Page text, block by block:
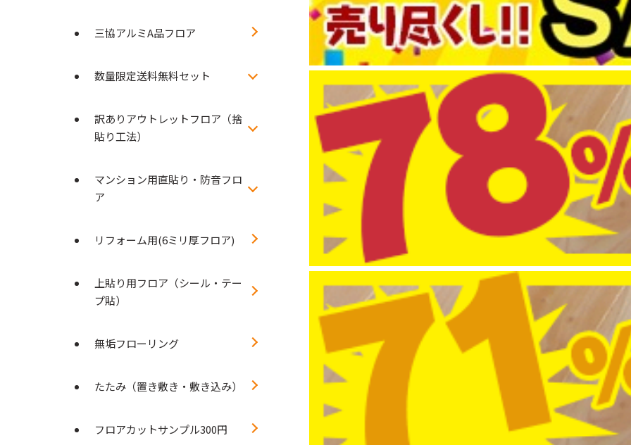
三協アルミA品フロア
数量限定送料無料セット
訳ありアウトレットフロア（捨
貼り工法）
マンション用直貼り・防音フロ
ア
リフォーム用(6ミリ厚フロア)
上貼り用フロア（シール・テー
プ貼）
無垢フローリング
たたみ（置き敷き・敷き込み）
フロアカットサンプル300円